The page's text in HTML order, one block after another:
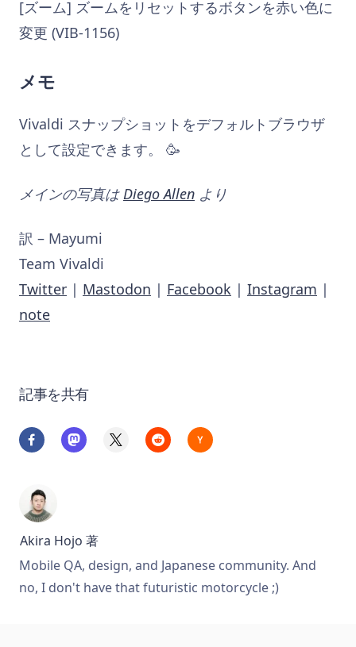
[ズーム] ズームをリセットするボタンを赤い色に
変更 (VIB-1156)
メモ
Vivaldi スナップショットをデフォルトブラウザ
として設定できます。 🥳
メインの写真はDiego Allen より
訳 – Mayumi
Team Vivaldi
Twitter | Mastodon | Facebook | Instagram |
note
記事を共有
Akira Hojo 著
Mobile QA, design, and Japanese community. And
no, I don't have that futuristic motorcycle ;)